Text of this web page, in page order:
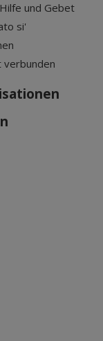
und Gebet
si'